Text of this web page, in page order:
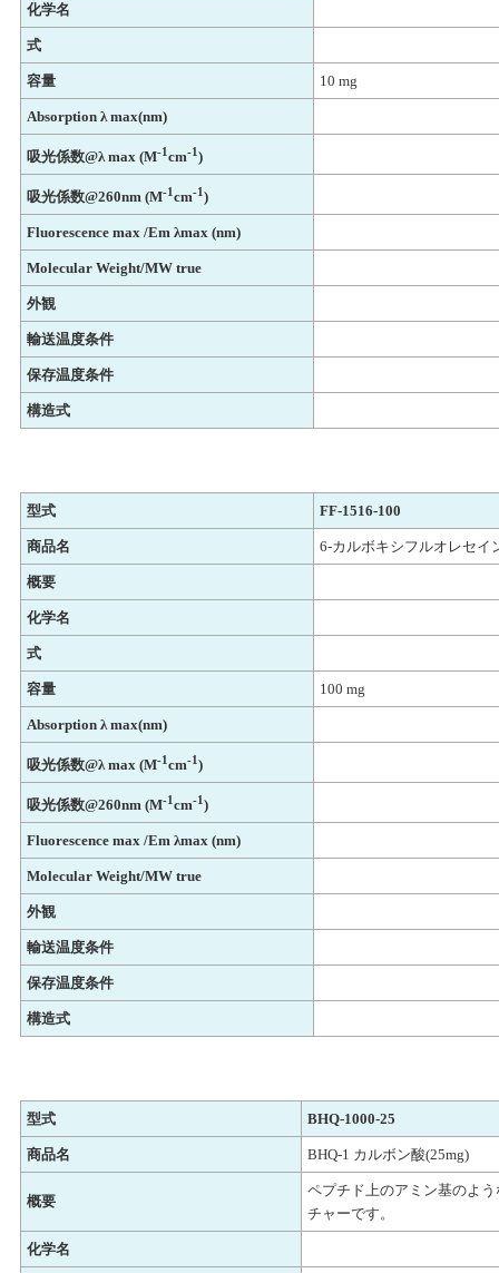
化学名
式
容量 10 mg
Absorption λ max(nm)
吸光係数@λ max (M-1 cm-1 )
吸光係数@260nm (M-1 cm-1 )
Fluorescence max /Em λmax (nm)
Molecular Weight/MW true
外観
輸送温度条件
保存温度条件
構造式
型式 FF-1516-100
商品名 6-カルボキシフルオレセイ
概要
化学名
式
容量 100 mg
Absorption λ max(nm)
吸光係数@λ max (M-1 cm-1 )
吸光係数@260nm (M-1 cm-1 )
Fluorescence max /Em λmax (nm)
Molecular Weight/MW true
外観
輸送温度条件
保存温度条件
構造式
型式 BHQ-1000-25
商品名 BHQ-1 カルボン酸(25mg)
概要
ペプチド上のアミン基のよ
チャーです。
化学名